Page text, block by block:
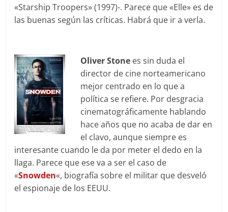
«Starship Troopers» (1997)-. Parece que «Elle» es de
las buenas según las críticas. Habrá que ir a verla.
Oliver Stone es sin duda el
director de cine norteamericano
mejor centrado en lo que a
política se refiere. Por desgracia
cinematográficamente hablando
hace años que no acaba de dar en
el clavo, aunque siempre es
interesante cuando le da por meter el dedo en la
llaga. Parece que ese va a ser el caso de
«Snowden«, biografía sobre el militar que desveló
el espionaje de los EEUU.